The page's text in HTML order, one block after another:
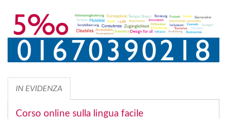
IN EVIDENZA
Corso online sulla lingua facile